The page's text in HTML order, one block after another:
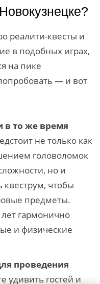
реалити-квесты и
в подобных играх,
на пике
— и вот
в то же время
не только как
головоломок
но и
квеструм, чтобы
предметы.
гармонично
и физические
проведения
удивить гостей и